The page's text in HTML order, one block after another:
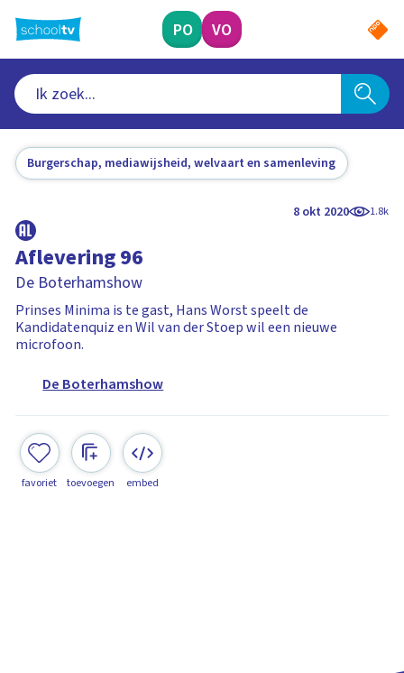
naar
hoofdinhoud
PO VO
Burgerschap, mediawijsheid, welvaart en samenleving
8 okt 2020 1.8k
Aflevering 96
De Boterhamshow
Prinses Minima is te gast, Hans Worst speelt de
Kandidatenquiz en Wil van der Stoep wil een nieuwe
microfoon.
De Boterhamshow
favoriet toevoegen embed